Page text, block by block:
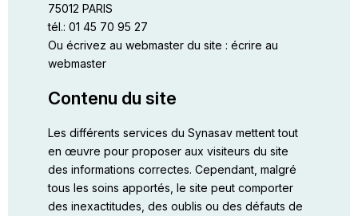
75012 PARIS
tél.: 01 45 70 95 27
Ou écrivez au webmaster du site : écrire au
webmaster
Contenu du site
Les différents services du Synasav mettent tout
en œuvre pour proposer aux visiteurs du site
des informations correctes. Cependant, malgré
tous les soins apportés, le site peut comporter
des inexactitudes, des oublis ou des défauts de